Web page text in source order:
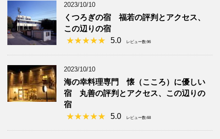
2023/10/10
くつろぎの宿 福若の評判とアクセス、
この辺りの宿
5.0
レビュー数:96
2023/10/10
海の幸料理専門 懐（こころ）に優しい
宿 丸善の評判とアクセス、この辺りの
宿
5.0
レビュー数:68